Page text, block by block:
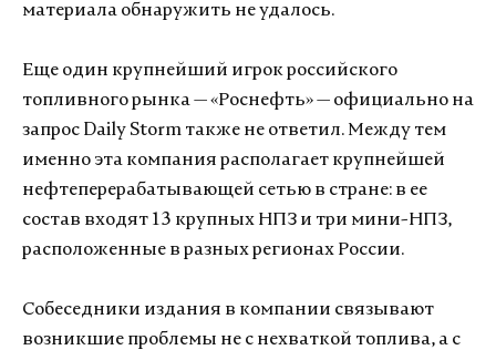
материала обнаружить не удалось.
Еще один крупнейший игрок российского
топливного рынка — «Роснефть» — официально на
запрос Daily Storm также не ответил. Между тем
именно эта компания располагает крупнейшей
нефтеперерабатывающей сетью в стране: в ее
состав входят 13 крупных НПЗ и три мини-НПЗ,
расположенные в разных регионах России.
Собеседники издания в компании связывают
возникшие проблемы не с нехваткой топлива, а с